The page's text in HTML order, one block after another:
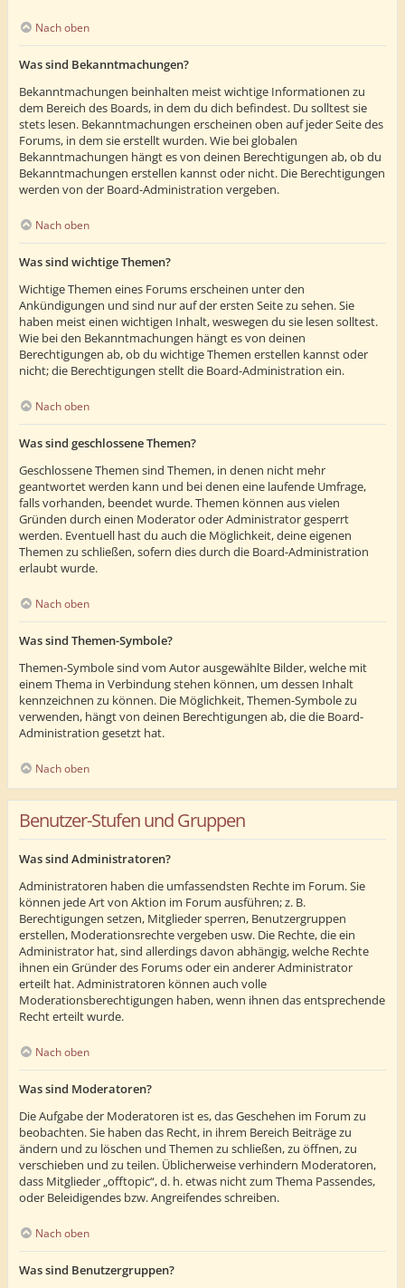
Nach oben
Was sind Bekanntmachungen?
Bekanntmachungen beinhalten meist wichtige Informationen zu
dem Bereich des Boards, in dem du dich befindest. Du solltest sie
stets lesen. Bekanntmachungen erscheinen oben auf jeder Seite des
Forums, in dem sie erstellt wurden. Wie bei globalen
Bekanntmachungen hängt es von deinen Berechtigungen ab, ob du
Bekanntmachungen erstellen kannst oder nicht. Die Berechtigungen
werden von der Board-Administration vergeben.
Nach oben
Was sind wichtige Themen?
Wichtige Themen eines Forums erscheinen unter den
Ankündigungen und sind nur auf der ersten Seite zu sehen. Sie
haben meist einen wichtigen Inhalt, weswegen du sie lesen solltest.
Wie bei den Bekanntmachungen hängt es von deinen
Berechtigungen ab, ob du wichtige Themen erstellen kannst oder
nicht; die Berechtigungen stellt die Board-Administration ein.
Nach oben
Was sind geschlossene Themen?
Geschlossene Themen sind Themen, in denen nicht mehr
geantwortet werden kann und bei denen eine laufende Umfrage,
falls vorhanden, beendet wurde. Themen können aus vielen
Gründen durch einen Moderator oder Administrator gesperrt
werden. Eventuell hast du auch die Möglichkeit, deine eigenen
Themen zu schließen, sofern dies durch die Board-Administration
erlaubt wurde.
Nach oben
Was sind Themen-Symbole?
Themen-Symbole sind vom Autor ausgewählte Bilder, welche mit
einem Thema in Verbindung stehen können, um dessen Inhalt
kennzeichnen zu können. Die Möglichkeit, Themen-Symbole zu
verwenden, hängt von deinen Berechtigungen ab, die die Board-
Administration gesetzt hat.
Nach oben
Benutzer-Stufen und Gruppen
Was sind Administratoren?
Administratoren haben die umfassendsten Rechte im Forum. Sie
können jede Art von Aktion im Forum ausführen; z. B.
Berechtigungen setzen, Mitglieder sperren, Benutzergruppen
erstellen, Moderationsrechte vergeben usw. Die Rechte, die ein
Administrator hat, sind allerdings davon abhängig, welche Rechte
ihnen ein Gründer des Forums oder ein anderer Administrator
erteilt hat. Administratoren können auch volle
Moderationsberechtigungen haben, wenn ihnen das entsprechende
Recht erteilt wurde.
Nach oben
Was sind Moderatoren?
Die Aufgabe der Moderatoren ist es, das Geschehen im Forum zu
beobachten. Sie haben das Recht, in ihrem Bereich Beiträge zu
ändern und zu löschen und Themen zu schließen, zu öffnen, zu
verschieben und zu teilen. Üblicherweise verhindern Moderatoren,
dass Mitglieder „offtopic“, d. h. etwas nicht zum Thema Passendes,
oder Beleidigendes bzw. Angreifendes schreiben.
Nach oben
Was sind Benutzergruppen?